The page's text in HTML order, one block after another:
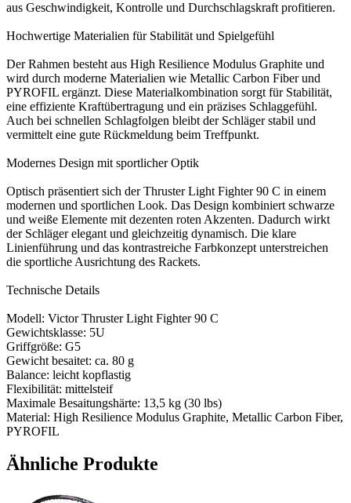
aus Geschwindigkeit, Kontrolle und Durchschlagskraft profitieren.
Hochwertige Materialien für Stabilität und Spielgefühl
Der Rahmen besteht aus High Resilience Modulus Graphite und
wird durch moderne Materialien wie Metallic Carbon Fiber und
PYROFIL ergänzt. Diese Materialkombination sorgt für Stabilität,
eine effiziente Kraftübertragung und ein präzises Schlaggefühl.
Auch bei schnellen Schlagfolgen bleibt der Schläger stabil und
vermittelt eine gute Rückmeldung beim Treffpunkt.
Modernes Design mit sportlicher Optik
Optisch präsentiert sich der Thruster Light Fighter 90 C in einem
modernen und sportlichen Look. Das Design kombiniert schwarze
und weiße Elemente mit dezenten roten Akzenten. Dadurch wirkt
der Schläger elegant und gleichzeitig dynamisch. Die klare
Linienführung und das kontrastreiche Farbkonzept unterstreichen
die sportliche Ausrichtung des Rackets.
Technische Details
Modell: Victor Thruster Light Fighter 90 C
Gewichtsklasse: 5U
Griffgröße: G5
Gewicht besaitet: ca. 80 g
Balance: leicht kopflastig
Flexibilität: mittelsteif
Maximale Besaitungshärte: 13,5 kg (30 lbs)
Material: High Resilience Modulus Graphite, Metallic Carbon Fiber,
PYROFIL
Ähnliche Produkte